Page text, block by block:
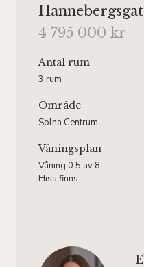
4 795 000 kr
Antal rum
3 rum
Område
Solna Centrum
Våningsplan
Våning 0.5 av 8.
Hiss finns.